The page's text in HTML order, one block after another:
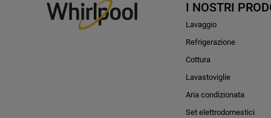
I NOSTRI
Lavaggio
Refrigerazione
Cottura
Lavastoviglie
Aria condizionata
Set elettrodomestici